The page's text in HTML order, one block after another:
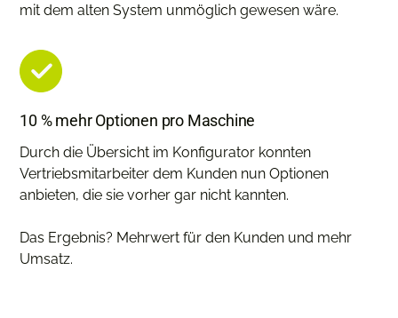
mit dem alten System unmöglich gewesen wäre.
10 % mehr Optionen pro Maschine
Durch die Übersicht im Konfigurator konnten
Vertriebsmitarbeiter dem Kunden nun Optionen
anbieten, die sie vorher gar nicht kannten.
Das Ergebnis? Mehrwert für den Kunden und mehr
Umsatz.